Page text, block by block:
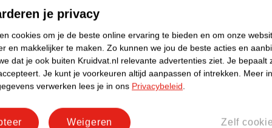
overgang naar vast voedsel begin je eerst met geprakte hapjes, die
maakt. Zo went je kindje langzaam aan grovere stukjes.
stukjes voedsel die makkelijk vast te pakken zijn. Het is het
groente en fruit. Denk aan:
broccoli, pompoen, bloemkool, komkommer, zoete aardappel.
of stoom de groenten goed zacht. Het eten moet makkelijk te
je privacy
cookies om je de beste online ervaring te bieden en om onze
en makkelijker te maken. Zo kunnen we jou de beste acties en
dat je ook buiten Kruidvat.nl relevante advertenties ziet. Je bepaalt
Je kunt je voorkeuren altijd aanpassen of intrekken. Meer
verwerken lees je in ons Privacybeleid.
Zelf
Weigeren